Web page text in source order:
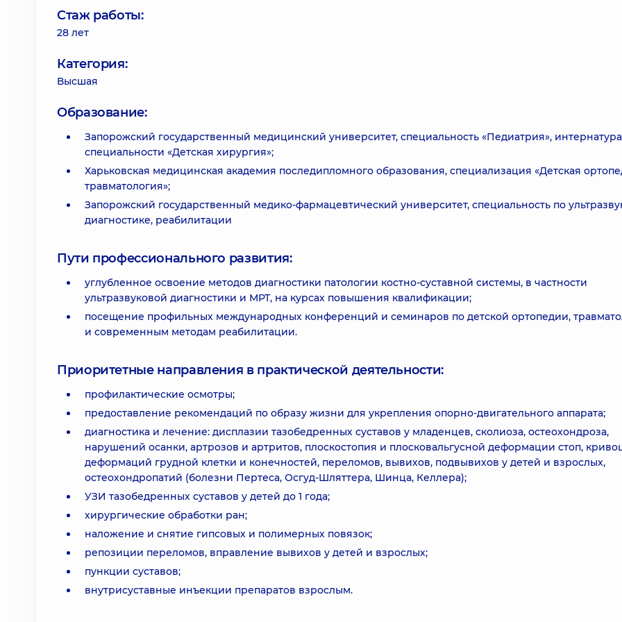
Стаж работы:
28 лет
Категория:
Высшая
Образование:
Запорожский государственный медицинский университет, специальность «Педиатрия»,
специальности «Детская хирургия»;
Харьковская медицинская академия последипломного образования, специализация «Детская
травматология»;
Запорожский государственный медико-фармацевтический университет, специальность по
диагностике, реабилитации
Пути профессионального развития:
углубленное освоение методов диагностики патологии костно-суставной системы, в частности
ультразвуковой диагностики и МРТ, на курсах повышения квалификации;
посещение профильных международных конференций и семинаров по детской ортопедии,
и современным методам реабилитации.
Приоритетные направления в практической деятельности:
профилактические осмотры;
предоставление рекомендаций по образу жизни для укрепления опорно-двигательного аппарата;
диагностика и лечение: дисплазии тазобедренных суставов у младенцев, сколиоза, остеохондроза,
нарушений осанки, артрозов и артритов, плоскостопия и плосковальгусной деформации стоп,
деформаций грудной клетки и конечностей, переломов, вывихов, подвывихов у детей и взрослых,
остеохондропатий (болезни Пертеса, Осгуд-Шляттера, Шинца, Келлера);
УЗИ тазобедренных суставов у детей до 1 года;
хирургические обработки ран;
наложение и снятие гипсовых и полимерных повязок;
репозиции переломов, вправление вывихов у детей и взрослых;
пункции суставов;
внутрисуставные инъекции препаратов взрослым.